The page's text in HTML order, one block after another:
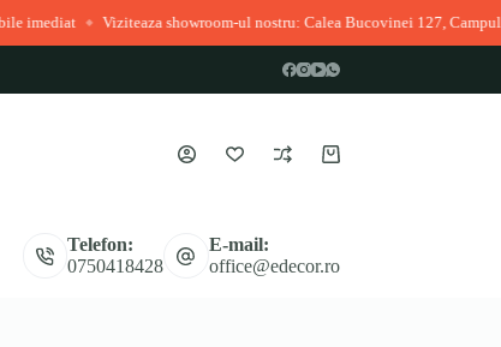
Viziteaza showroom-ul nostru: Calea Bucovinei 127, Campulung
Coș
Telefon:
0750418428
E-mail:
office@edecor.ro